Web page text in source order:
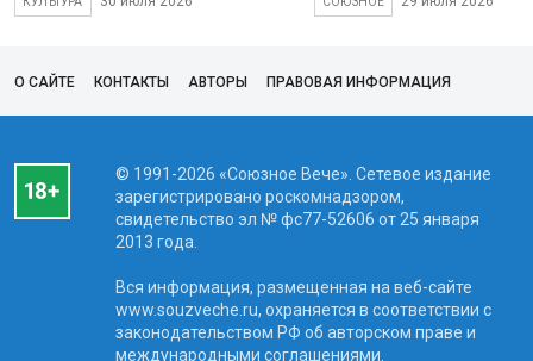
О САЙТЕ КОНТАКТЫ АВТОРЫ ПРАВОВАЯ ИНФОРМАЦИЯ
© 1991-2026 «Союзное Вече». Сетевое издание
зарегистрировано роскомнадзором,
свидетельство эл № фc77-52606 от 25 января
2013 года.
Вся информация, размещенная на веб-сайте
www.souzveche.ru, охраняется в соответствии с
законодательством РФ об авторском праве и
международными соглашениями.